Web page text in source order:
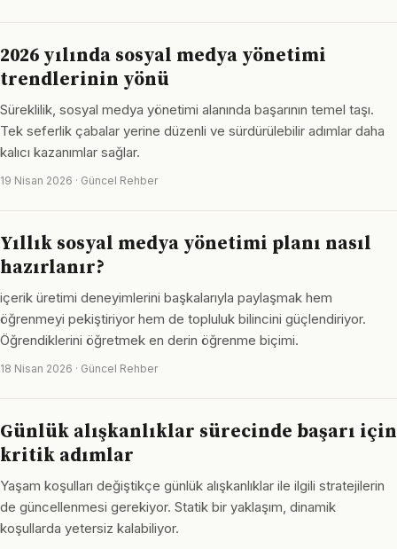
2026 yılında sosyal medya yönetimi
trendlerinin yönü
Süreklilik, sosyal medya yönetimi alanında başarının temel taşı.
Tek seferlik çabalar yerine düzenli ve sürdürülebilir adımlar daha
kalıcı kazanımlar sağlar.
19 Nisan 2026 · Güncel Rehber
Yıllık sosyal medya yönetimi planı nasıl
hazırlanır?
içerik üretimi deneyimlerini başkalarıyla paylaşmak hem
öğrenmeyi pekiştiriyor hem de topluluk bilincini güçlendiriyor.
Öğrendiklerini öğretmek en derin öğrenme biçimi.
18 Nisan 2026 · Güncel Rehber
Günlük alışkanlıklar sürecinde başarı için
kritik adımlar
Yaşam koşulları değiştikçe günlük alışkanlıklar ile ilgili stratejilerin
de güncellenmesi gerekiyor. Statik bir yaklaşım, dinamik
koşullarda yetersiz kalabiliyor.